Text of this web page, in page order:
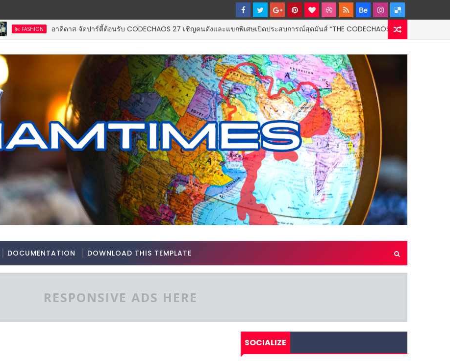
อาดิดาส จัดปาร์ตี้ต้อนรับ CODECHAOS 27 เชิญคนดังและแขกพิเศษเปิดประสบการณ์สุดมันส์ “THE CODECHAOS EXPERIENCE – CHAOS FEELS
DOCUMENTATION DOWNLOAD THIS TEMPLATE
RESPONSIVE ADS HERE
SOCIALIZE